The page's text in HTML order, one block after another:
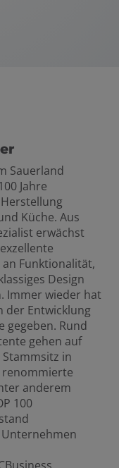
Sauerland
Jahre
Küche. Aus
erwächst
an Funktionalität,
Design
Immer wieder hat
der Entwicklung
gegeben. Rund
gehen auf
in
renommierte
anderem
100